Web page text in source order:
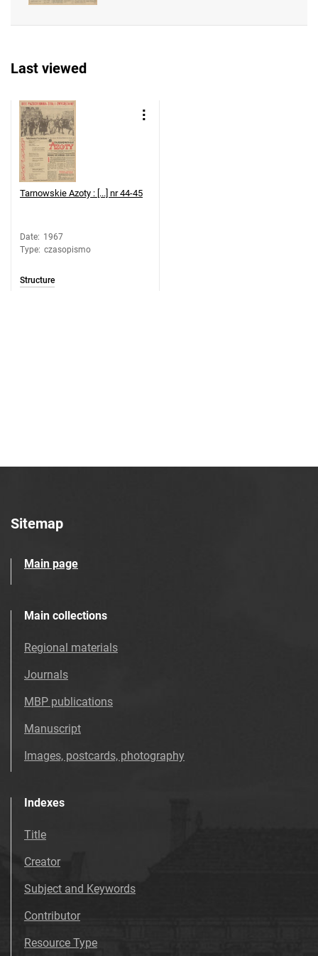
Feliksa Dzierżyńskiego. 1967, nr 48
Robotniczego Zakładów Azotowych im.
Feliksa Dzierżyńskiego. 1967, nr 49
Tarnowskie Azoty : Organ Samorządu
Robotniczego Zakładów Azotowych im.
Feliksa Dzierżyńskiego. 1967, nr 50
Tarnowskie Azoty : Organ Samorządu
Feliksa Dzierżyńskiego. 1967, nr 51
Tarnowskie Azoty : Organ Samorządu
Tarnowskie Azoty : Organ Samorządu
Feliksa Dzierżyńskiego. 1972
Feliksa Dzierżyńskiego. 1974
Tarnowskie Azoty : Organ Samorządu
Feliksa Dzierżyńskiego. 1975
Tarnowskie Azoty : Organ Samorządu
Feliksa Dzierżyńskiego. 1976
Tarnowskie Azoty : Organ Samorządu
Tarnowskie Azoty : Organ Samorządu
Tarnowskie Azoty : Organ Samorządu
Robotniczego Zakładów Azotowych im.
Tarnowskie Azoty : Organ Samorządu
Robotniczego Zakładów Azotowych im.
Last viewed
Tarnowskie Azoty : [...] nr 44-45
Date: 1967
Type: czasopismo
Structure
Sitemap
Main page
Main collections
Regional materials
Journals
MBP publications
Manuscript
Images, postcards, photography
Indexes
Title
Creator
Subject and Keywords
Contributor
Resource Type